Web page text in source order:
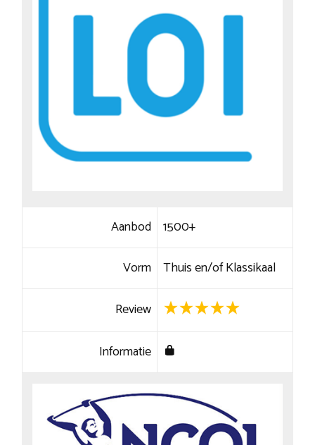
Aanbod 1500+
Vorm Thuis en/of Klassikaal
Review
Informatie